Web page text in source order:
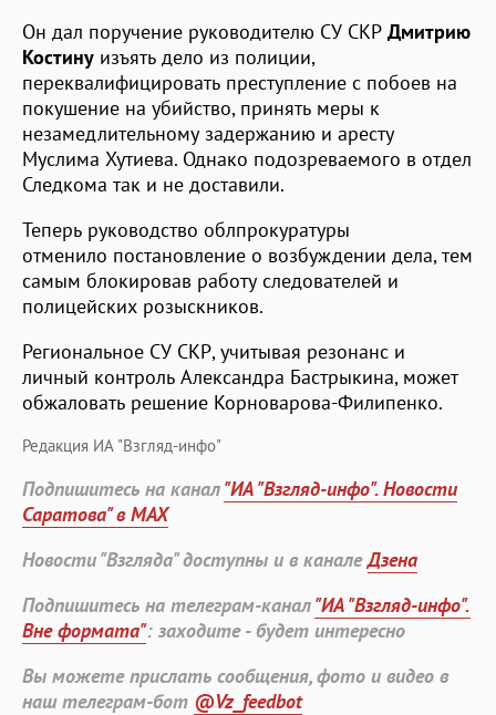
Он дал поручение руководителю СУ СКР Дмитрию
Костину изъять дело из полиции,
переквалифицировать преступление с побоев на
покушение на убийство, принять меры к
незамедлительному задержанию и аресту
Муслима Хутиева. Однако подозреваемого в отдел
Следкома так и не доставили.
Теперь руководство облпрокуратуры
отменило постановление о возбуждении дела, тем
самым блокировав работу следователей и
полицейских розыскников.
Региональное СУ СКР, учитывая резонанс и
личный контроль Александра Бастрыкина, может
обжаловать решение Корноварова-Филипенко.
Редакция ИА "Взгляд-инфо"
Подпишитесь на канал"ИА "Взгляд-инфо". Новости
Саратова" в MAX
Новости "Взгляда" доступны и в каналеДзена
Подпишитесь на телеграм-канал"ИА "Взгляд-инфо".
Вне формата": заходите - будет интересно
Вы можете прислать сообщения, фото и видео в
наш телеграм-бот @Vz_feedbot